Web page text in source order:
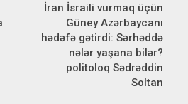
İran İsraili vurmaq üçün
Güney Azərbaycanı
hədəfə gətirdi: Sərhəddə
nələr yaşana bilər?
politoloq Sədrəddin
Soltan